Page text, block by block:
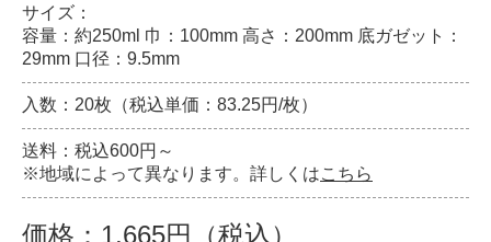
サイズ：
容量：約250ml 巾：100mm 高さ：200mm 底ガゼット：
29mm 口径：9.5mm
入数：20枚（税込単価：83.25円/枚）
送料：税込600円～
※地域によって異なります。詳しくはこちら
価格：1,665円（税込）